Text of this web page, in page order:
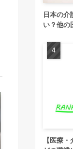
日本の介
い？他の
【医療